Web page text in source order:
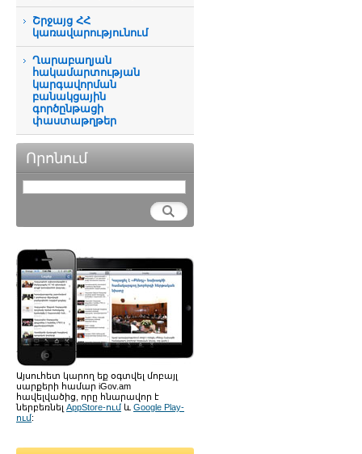
Շրջայց ՀՀ
կառավարությունում
Ղարաբաղյան
հակամարտության
կարգավորման
բանակցային
գործընթացի
փաստաթղթեր
Որոնում
Այսուհետ կարող եք օգտվել մոբայլ
սարքերի համար iGov.am
հավելվածից, որը հնարավոր է
ներբեռնել AppStore-ում և Google Play-
ում: